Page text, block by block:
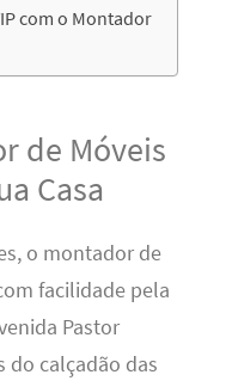
com o Montador
de Móveis
Casa
o montador de
facilidade pela
Pastor
do calçadão das